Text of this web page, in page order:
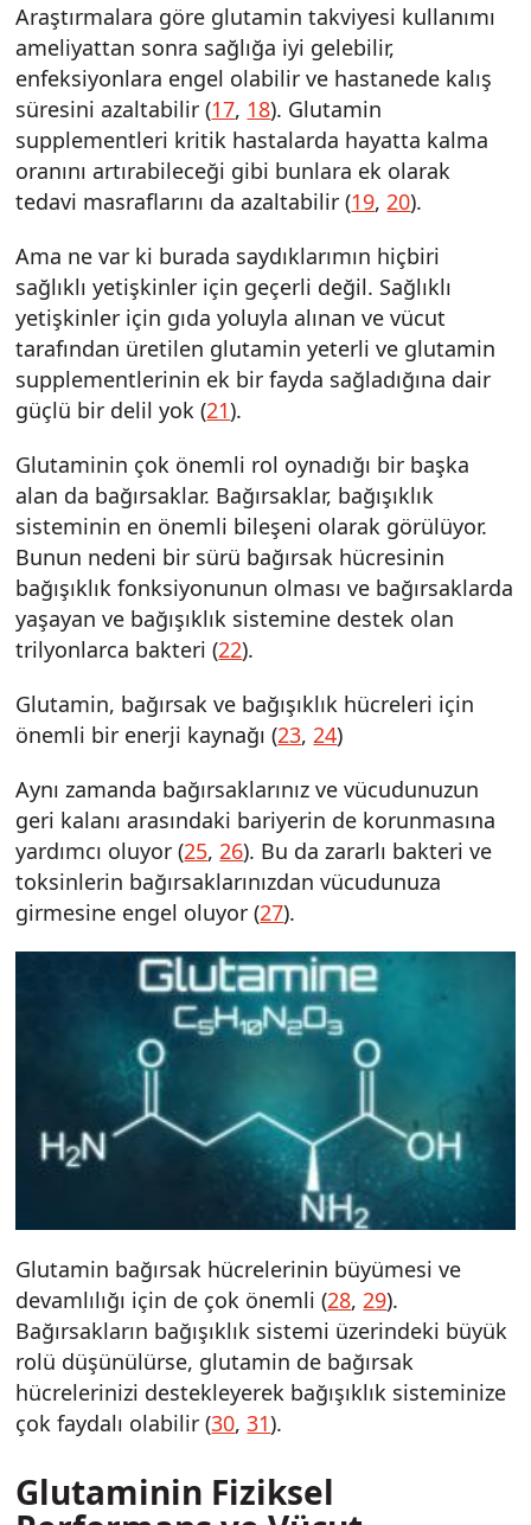
Araştırmalara göre glutamin takviyesi kullanımı
ameliyattan sonra sağlığa iyi gelebilir,
enfeksiyonlara engel olabilir ve hastanede kalış
süresini azaltabilir (17, 18). Glutamin
supplementleri kritik hastalarda hayatta kalma
oranını artırabileceği gibi bunlara ek olarak
tedavi masraflarını da azaltabilir (19, 20).
Ama ne var ki burada saydıklarımın hiçbiri
sağlıklı yetişkinler için geçerli değil. Sağlıklı
yetişkinler için gıda yoluyla alınan ve vücut
tarafından üretilen glutamin yeterli ve glutamin
supplementlerinin ek bir fayda sağladığına dair
güçlü bir delil yok (21).
Glutaminin çok önemli rol oynadığı bir başka
alan da bağırsaklar. Bağırsaklar, bağışıklık
sisteminin en önemli bileşeni olarak görülüyor.
Bunun nedeni bir sürü bağırsak hücresinin
bağışıklık fonksiyonunun olması ve bağırsaklarda
yaşayan ve bağışıklık sistemine destek olan
trilyonlarca bakteri (22).
Glutamin, bağırsak ve bağışıklık hücreleri için
önemli bir enerji kaynağı (23, 24)
Aynı zamanda bağırsaklarınız ve vücudunuzun
geri kalanı arasındaki bariyerin de korunmasına
yardımcı oluyor (25, 26). Bu da zararlı bakteri ve
toksinlerin bağırsaklarınızdan vücudunuza
girmesine engel oluyor (27).
Glutamin bağırsak hücrelerinin büyümesi ve
devamlılığı için de çok önemli (28,29).
Bağırsakların bağışıklık sistemi üzerindeki büyük
rolü düşünülürse, glutamin de bağırsak
hücrelerinizi destekleyerek bağışıklık sisteminize
çok faydalı olabilir (30,31).
Glutaminin Fiziksel